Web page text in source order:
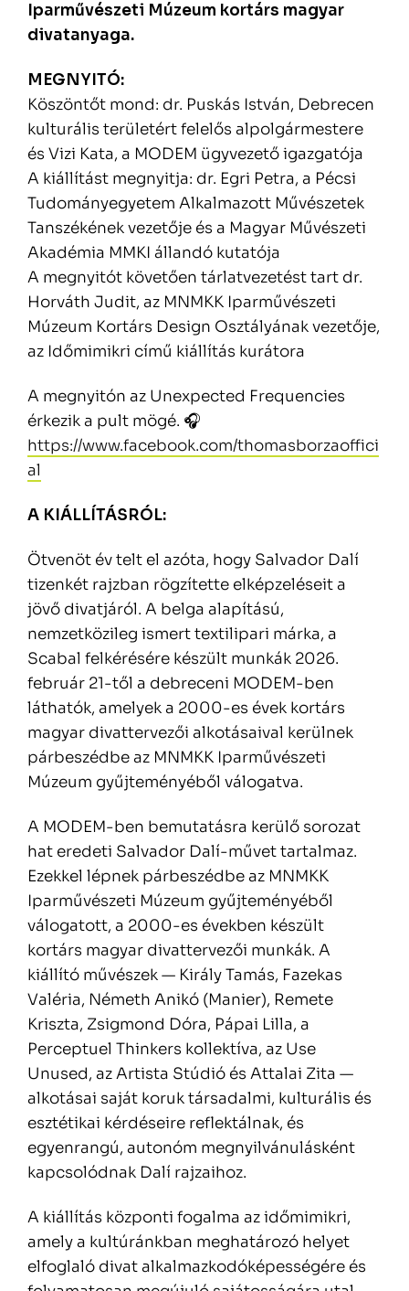
Iparművészeti Múzeum kortárs magyar
divatanyaga.
MEGNYITÓ:
Köszöntőt mond: dr. Puskás István, Debrecen
kulturális területért felelős alpolgármestere
és Vizi Kata, a MODEM ügyvezető igazgatója
A kiállítást megnyitja: dr. Egri Petra, a Pécsi
Tudományegyetem Alkalmazott Művészetek
Tanszékének vezetője és a Magyar Művészeti
Akadémia MMKI állandó kutatója
A megnyitót követően tárlatvezetést tart dr.
Horváth Judit, az MNMKK Iparművészeti
Múzeum Kortárs Design Osztályának vezetője,
az Időmimikri című kiállítás kurátora
A megnyitón az Unexpected Frequencies
érkezik a pult mögé. 🎧
https://www.facebook.com/thomasborzaoffici
al
A KIÁLLÍTÁSRÓL:
Ötvenöt év telt el azóta, hogy Salvador Dalí
tizenkét rajzban rögzítette elképzeléseit a
jövő divatjáról. A belga alapítású,
nemzetközileg ismert textilipari márka, a
Scabal felkérésére készült munkák 2026.
február 21-től a debreceni MODEM-ben
láthatók, amelyek a 2000-es évek kortárs
magyar divattervezői alkotásaival kerülnek
párbeszédbe az MNMKK Iparművészeti
Múzeum gyűjteményéből válogatva.
A MODEM-ben bemutatásra kerülő sorozat
hat eredeti Salvador Dalí-művet tartalmaz.
Ezekkel lépnek párbeszédbe az MNMKK
Iparművészeti Múzeum gyűjteményéből
válogatott, a 2000-es években készült
kortárs magyar divattervezői munkák. A
kiállító művészek — Király Tamás, Fazekas
Valéria, Németh Anikó (Manier), Remete
Kriszta, Zsigmond Dóra, Pápai Lilla, a
Perceptuel Thinkers kollektíva, az Use
Unused, az Artista Stúdió és Attalai Zita —
alkotásai saját koruk társadalmi, kulturális és
esztétikai kérdéseire reflektálnak, és
egyenrangú, autonóm megnyilvánulásként
kapcsolódnak Dalí rajzaihoz.
A kiállítás központi fogalma az időmimikri,
amely a kultúránkban meghatározó helyet
elfoglaló divat alkalmazkodóképességére és